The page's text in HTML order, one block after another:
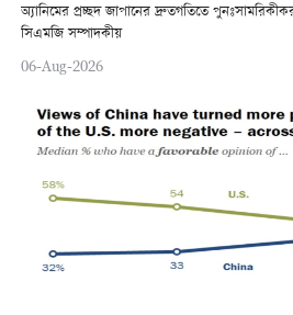
অ্যানিমের প্রচ্ছদ জাপানের দ্রুতগতিতে
সিএমজি সম্পাদকীয়
06-Aug-2026